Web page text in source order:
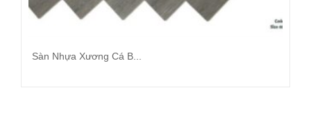
Sàn Nhựa Xương Cá B...